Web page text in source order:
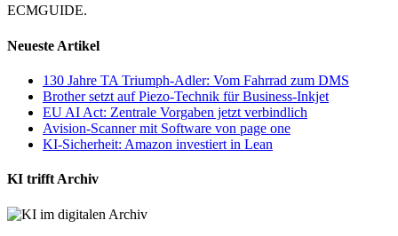
ECMGUIDE.
Neueste Artikel
130 Jahre TA Triumph-Adler: Vom Fahrrad zum DMS
Brother setzt auf Piezo-Technik für Business-Inkjet
EU AI Act: Zentrale Vorgaben jetzt verbindlich
Avision-Scanner mit Software von page one
KI-Sicherheit: Amazon investiert in Lean
KI trifft Archiv